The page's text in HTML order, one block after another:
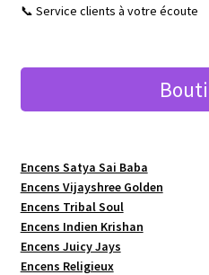
📞 Service clients à votre écoute
Encens Satya Sai Baba
Encens Vijayshree Golden
Encens Tribal Soul
Encens Indien Krishan
Encens Juicy Jays
Encens Religieux